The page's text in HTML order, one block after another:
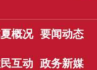
概况 要闻动态
互动 政务新媒